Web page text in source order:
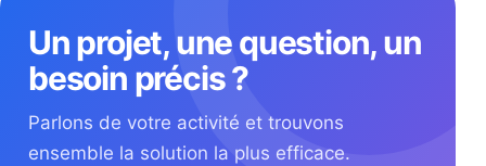
Un projet, une question, un
besoin précis ?
Parlons de votre activité et trouvons
ensemble la solution la plus efficace.